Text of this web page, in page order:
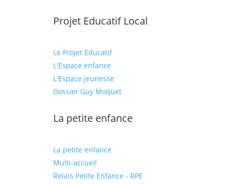
Projet Educatif Local
Le Projet Educatif
L'Espace enfance
L'Espace Jeunesse
Dossier Guy Moquet
La petite enfance
La petite enfance
Multi-accueil
Relais Petite Enfance - RPE